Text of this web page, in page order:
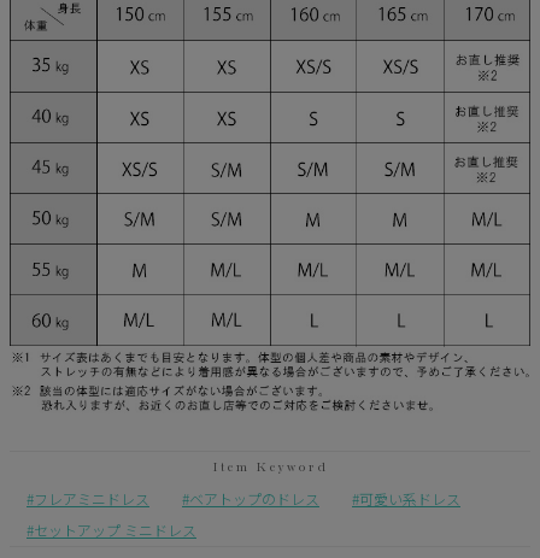
フレアミニドレス ベアトップのドレス
可愛い系ドレス
セットアップ ミニドレス